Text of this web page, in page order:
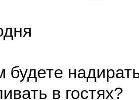
будете
в гостях?